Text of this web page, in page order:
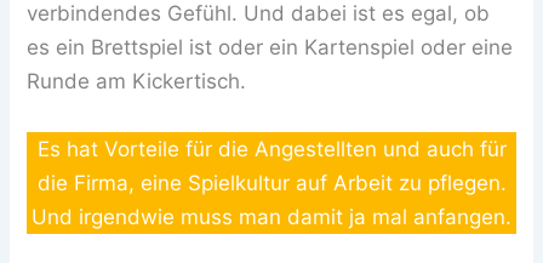
verbindendes Gefühl. Und dabei ist es egal, ob
es ein Brettspiel ist oder ein Kartenspiel oder eine
Runde am Kickertisch.
Es hat Vorteile für die Angestellten und auch für
die Firma, eine Spielkultur auf Arbeit zu pflegen.
Und irgendwie muss man damit ja mal anfangen.